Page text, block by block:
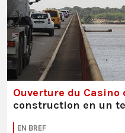
Ouverture du Casino
construction en un
EN BREF